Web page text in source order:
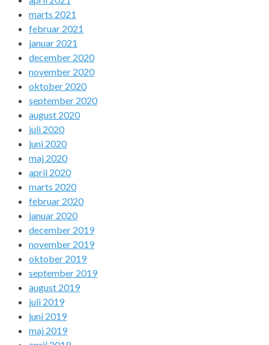
marts 2021
februar 2021
januar 2021
december 2020
november 2020
oktober 2020
september 2020
august 2020
juli 2020
juni 2020
maj 2020
april 2020
marts 2020
februar 2020
januar 2020
december 2019
november 2019
oktober 2019
september 2019
august 2019
juli 2019
juni 2019
maj 2019